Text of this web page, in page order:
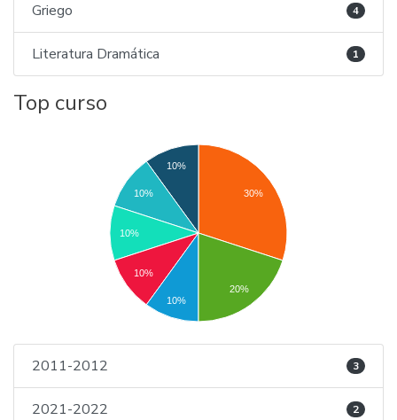
Griego 4
Literatura Dramática 1
Top curso
30%
10%
10%
10%
10%
10%
20%
2011-2012 3
2021-2022 2